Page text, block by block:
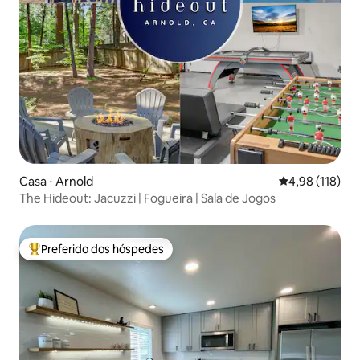
Casa ⋅ Arnold 4,98 de uma
4,98 (118)
The Hideout: Jacuzzi | Fogueira | Sala de Jogos
Entre os melhores preferidos dos hóspedes
Preferido dos hóspedes